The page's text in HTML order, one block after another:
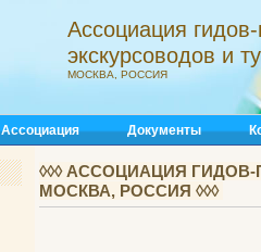
Ассоциация
экскурсоводов и
МОСКВА, РОССИЯ
Ассоциация Документы
◊◊◊ АССОЦИАЦИЯ
МОСКВА, РОССИЯ ◊◊◊